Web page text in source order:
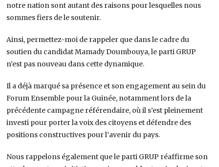
notre nation sont autant des raisons pour lesquelles nous
sommes fiers de le soutenir.
Ainsi, permettez-moi de rappeler que dans le cadre du
soutien du candidat Mamady Doumbouya, le parti GRUP
n’est pas nouveau dans cette dynamique.
Il a déjà marqué sa présence et son engagement au sein du
Forum Ensemble pour la Guinée, notamment lors de la
précédente campagne référendaire, où il s’est pleinement
investi pour porter la voix des citoyens et défendre des
positions constructives pour l’avenir du pays.
Nous rappelons également que le parti GRUP réaffirme son